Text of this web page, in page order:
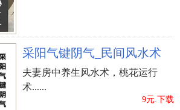
采阳气键阴气_民间风水术
夫妻房中养生风水术，桃花运行
术......
9元.下载